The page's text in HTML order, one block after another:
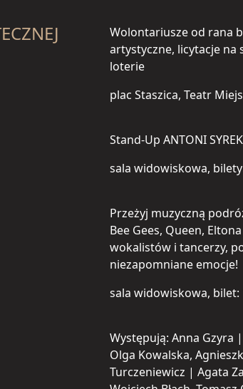
Wolontariusze od rana
artystyczne, licytacje na
loterie
plac Staszica, Teatr
Stand-Up ANTONI
sala widowiskowa,
Przeżyj muzyczną
Bee Gees, Queen,
wokalistów i tancerzy,
niezapomniane emocje!
sala widowiskowa, bilet:
Występują: Anna Gzyra
Olga Kowalska,
Turczeniewicz | Agata